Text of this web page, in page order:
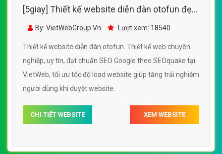
[5giay] Thiết kế website diễn đàn otofun đẹp,
chuyên nghiệp chuẩn SEO
By: VietWebGroup.Vn Lượt xem: 18540
Thiết kế website diễn đàn otofun. Thiết kế web chuyên
nghiệp, uy tín, đạt chuẩn SEO Google theo SEOquake tại
VietWeb, tối ưu tốc độ load website giúp tăng trải nghiệm
người dùng khi duyệt website.
CHI TIẾT WEBSITE XEM WEBSITE